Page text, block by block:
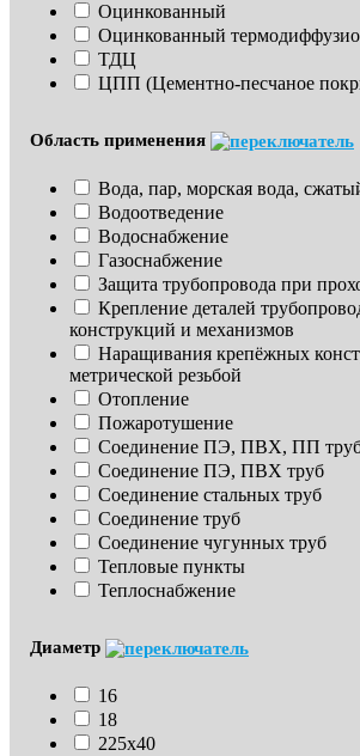
Оцинкованный
Оцинкованный
ТДЦ
ЦПП (Цементно-песчаное
Область применения
Вода, пар, морская вода,
Водоотведение
Водоснабжение
Газоснабжение
Защита трубопровода при
Крепление деталей
конструкций и механизмов
Наращивания крепёжных
метрической резьбой
Отопление
Пожаротушение
Соединение ПЭ, ПВХ, ПП
Соединение ПЭ, ПВХ труб
Соединение стальных труб
Соединение труб
Соединение чугунных труб
Тепловые пункты
Теплоснабжение
Диаметр
16
18
225х40